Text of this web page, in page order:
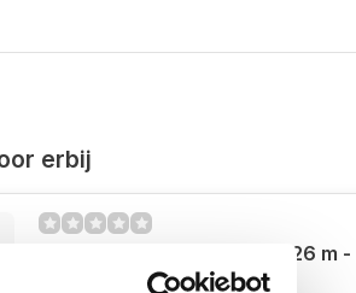
erbij
Geka Multi sproeier - 2 tot 26 m -
Cirkelsproeier